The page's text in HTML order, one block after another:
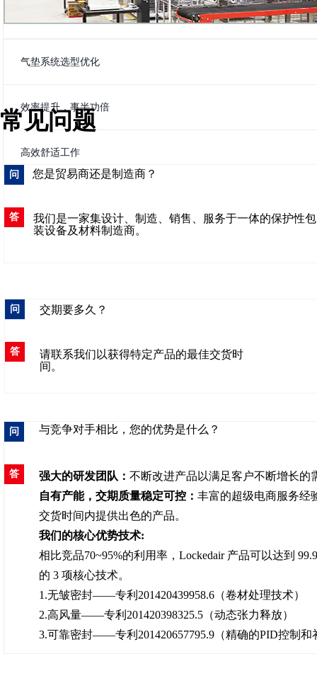
气垫系统选型优化
效率提升，事半功倍
高效舒适工作
常见问题
问
答
您是贸易商还是制造商？
我们是一家集设计、制造、销售、服务于一体的保护性包
装设备及材料制造商。
答
问 交期要多久？
请联系我们以获得特定产品的最佳交货时
间。
问
答
与竞争对手相比，您的优势是什么？
强大的研发团队： 不断改进产品以满足客户不断增长的
自有产能，交期质量稳定可控： 丰富的超级电商服务经
交货时间内提供出色的产品。
我们的核心优势技术:
相比竞品70~95%的利用率，Lockedair 产品可以达到
的 3 项核心技术。
1.无皱密封——专利201420439958.6（卷材处理技术）
2.高风量——专利201420398325.5（动态张力释放）
3.可靠密封——专利201420657795.9（精确的PID控制和